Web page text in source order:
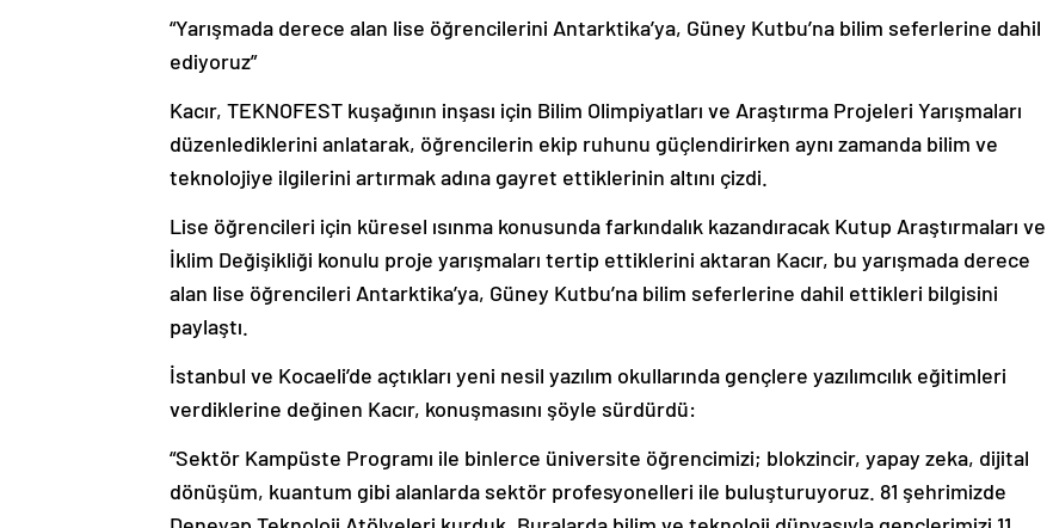
“Yarışmada derece alan lise öğrencilerini Antarktika’ya, Güney Kutbu’na bilim seferlerine dahil
ediyoruz”
Kacır, TEKNOFEST kuşağının inşası için Bilim Olimpiyatları ve Araştırma Projeleri Yarışmaları
düzenlediklerini anlatarak, öğrencilerin ekip ruhunu güçlendirirken aynı zamanda bilim ve
teknolojiye ilgilerini artırmak adına gayret ettiklerinin altını çizdi.
Lise öğrencileri için küresel ısınma konusunda farkındalık kazandıracak Kutup Araştırmaları ve
İklim Değişikliği konulu proje yarışmaları tertip ettiklerini aktaran Kacır, bu yarışmada derece
alan lise öğrencileri Antarktika’ya, Güney Kutbu’na bilim seferlerine dahil ettikleri bilgisini
paylaştı.
İstanbul ve Kocaeli’de açtıkları yeni nesil yazılım okullarında gençlere yazılımcılık eğitimleri
verdiklerine değinen Kacır, konuşmasını şöyle sürdürdü:
“Sektör Kampüste Programı ile binlerce üniversite öğrencimizi; blokzincir, yapay zeka, dijital
dönüşüm, kuantum gibi alanlarda sektör profesyonelleri ile buluşturuyoruz. 81 şehrimizde